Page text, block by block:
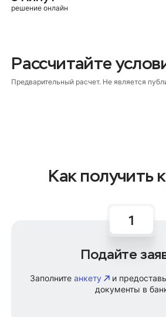
решение онлайн
Рассчитайте
Предварительный расчет. Не является
Как получить
Подайте
Заполните анкету
и
документы в